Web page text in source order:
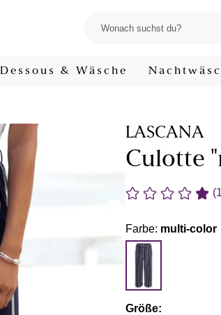
Dessous & Wäsche
LASCANA
Culotte
Farbe: multi-color
Größe: